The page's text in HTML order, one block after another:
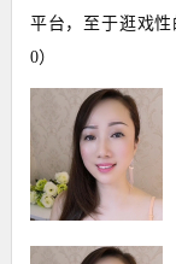
平台，至于逛戏
0）